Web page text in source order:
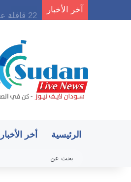
آخر الأخبار
الرئيسية أخر الأخبار